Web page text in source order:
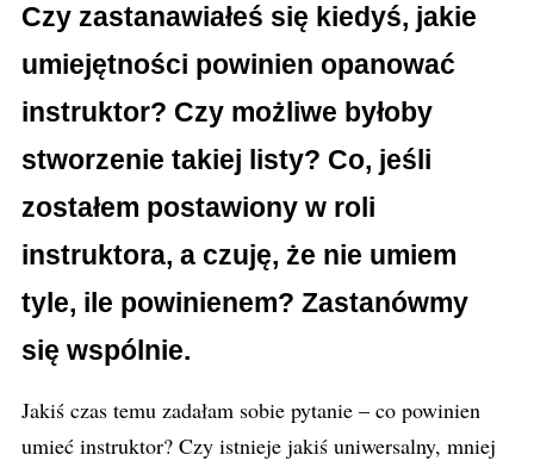
Czy zastanawiałeś się kiedyś, jakie
umiejętności powinien opanować
instruktor? Czy możliwe byłoby
stworzenie takiej listy? Co, jeśli
zostałem postawiony w roli
instruktora, a czuję, że nie umiem
tyle, ile powinienem? Zastanówmy
się wspólnie.
Jakiś czas temu zadałam sobie pytanie – co powinien
umieć instruktor? Czy istnieje jakiś uniwersalny, mniej